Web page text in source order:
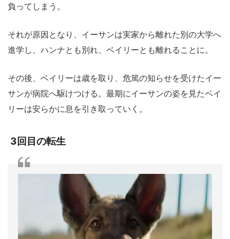
負ってしまう。
それが原因となり、イーサンは実家から離れた別の大学へ
進学し、ハンナとも別れ、ベイリーとも離れることに。
その後、ベイリーは歳を取り、危篤の知らせを受けたイー
サンが病院へ駆けつける。最期にイーサンの姿を見たベイ
リーは安らかに息を引き取っていく。
3回目の転生